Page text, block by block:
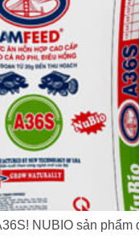
NUBIO sản